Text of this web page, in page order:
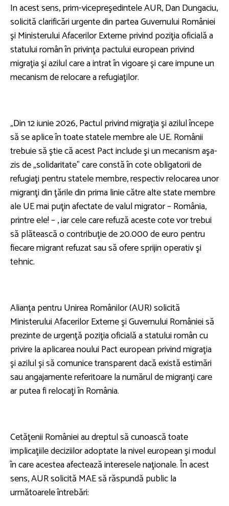
In acest sens, prim-vicepreşedintele AUR, Dan Dungaciu,
solicită clarificări urgente din partea Guvernului României
şi Ministerului Afacerilor Externe privind poziţia oficială a
statului român în privinţa pactului european privind
migraţia şi azilul care a intrat în vigoare şi care impune un
mecanism de relocare a refugiaţilor.
„Din 12 iunie 2026, Pactul privind migraţia şi azilul începe
să se aplice în toate statele membre ale UE. Românii
trebuie să ştie că acest Pact include şi un mecanism aşa-
zis de „solidaritate” care constă în cote obligatorii de
refugiaţi pentru statele membre, respectiv relocarea unor
migranţi din ţările din prima linie către alte state membre
ale UE mai puţin afectate de valul migrator – România,
printre ele! – , iar cele care refuză aceste cote vor trebui
să plătească o contribuţie de 20.000 de euro pentru
fiecare migrant refuzat sau să ofere sprijin operativ şi
tehnic.
Alianţa pentru Unirea Românilor (AUR) solicită
Ministerului Afacerilor Externe şi Guvernului României să
prezinte de urgenţă poziţia oficială a statului român cu
privire la aplicarea noului Pact european privind migraţia
şi azilul şi să comunice transparent dacă există estimări
sau angajamente referitoare la numărul de migranţi care
ar putea fi relocaţi în România.
Cetăţenii României au dreptul să cunoască toate
implicaţiile deciziilor adoptate la nivel european şi modul
în care acestea afectează interesele naţionale. În acest
sens, AUR solicită MAE să răspundă public la
următoarele întrebări: